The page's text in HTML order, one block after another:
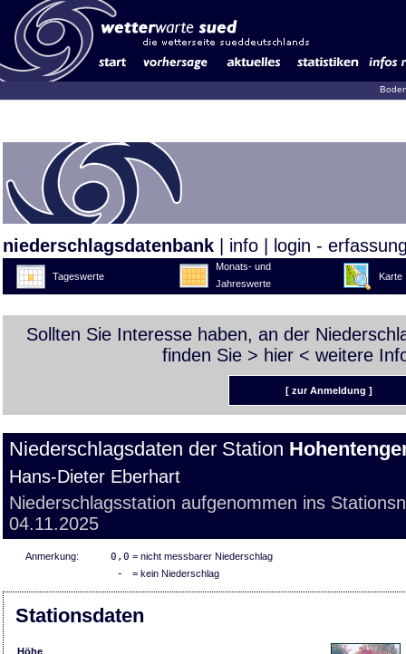
niederschlagsdatenbank info login -
Tageswerte
Monats- und
Jahreswerte
Karte
Sollten Sie Interesse haben, an der
finden Sie > hier < weitere
[ zur Anmeldung ]
Niederschlagsdaten der Station
Hans-Dieter Eberhart
Niederschlagsstation aufgenommen ins
04.11.2025
Anmerkung: 0,0 = nicht messbarer Niederschlag
- = kein Niederschlag
Stationsdaten
Höhe